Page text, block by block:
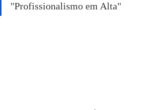
"Profissionalismo em Alta"